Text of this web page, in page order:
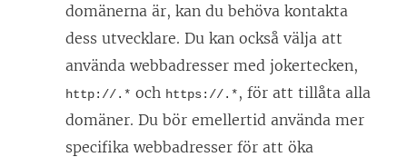
domänerna är, kan du behöva kontakta
dess utvecklare. Du kan också välja att
använda webbadresser med jokertecken,
http://.* och https://.*, för att tillåta alla
domäner. Du bör emellertid använda mer
specifika webbadresser för att öka